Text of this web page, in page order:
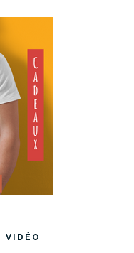
VIDÉO